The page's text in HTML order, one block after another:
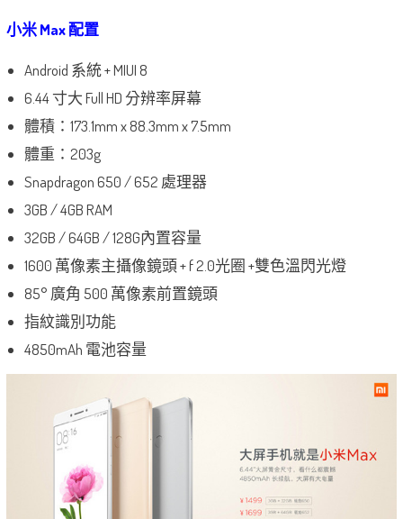
小米 Max 配置
Android 系統 + MIUI 8
6.44 寸大 Full HD 分辨率屏幕
體積：173.1mm x 88.3mm x 7.5mm
體重：203g
Snapdragon 650 / 652 處理器
3GB / 4GB RAM
32GB / 64GB / 128G內置容量
1600 萬像素主攝像鏡頭 + f 2.0光圈 +雙色溫閃光燈
85° 廣角 500 萬像素前置鏡頭
指紋識別功能
4850mAh 電池容量